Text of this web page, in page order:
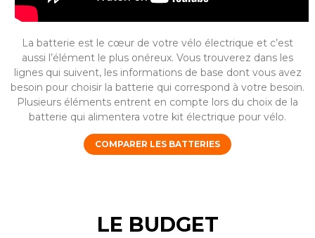
La batterie est le cœur de votre vélo électrique et c’est
aussi l’élément le plus onéreux. Vous trouverez dans les
lignes qui suivent, les informations de base dont vous avez
besoin pour choisir la batterie qui correspond à votre besoin.
Plusieurs éléments entrent en compte lors du choix de la
batterie qui alimentera votre kit électrique pour vélo.
COMPARER LES BATTERIES
LE BUDGET